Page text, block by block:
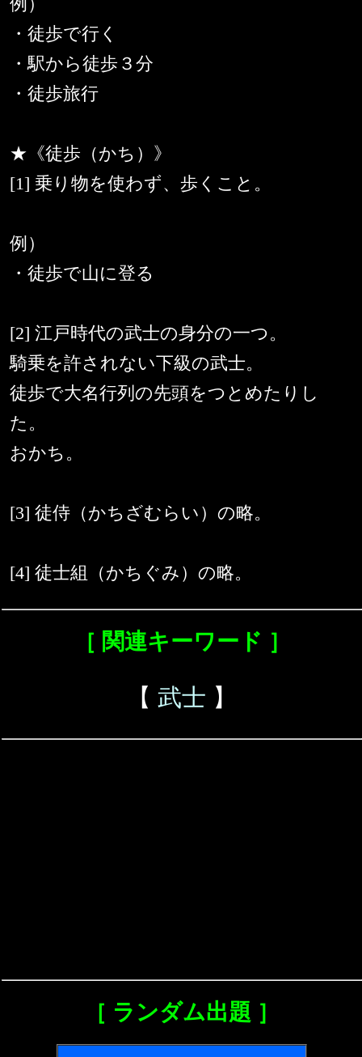
・徒歩で行く
・駅から徒歩３分
・徒歩旅行
★《徒歩（かち）》
[1] 乗り物を使わず、歩くこと。
例）
・徒歩で山に登る
[2] 江戸時代の武士の身分の一つ。
騎乗を許されない下級の武士。
徒歩で大名行列の先頭をつとめたりし
た。
おかち。
[3] 徒侍（かちざむらい）の略。
[4] 徒士組（かちぐみ）の略。
［ 関連キーワード ］
【 武士 】
［ ランダム出題 ］